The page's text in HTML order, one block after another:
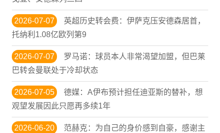
2026-07-07
英超历史转会费：伊萨克压安德森居首，
托纳利1.08亿欧列第9
2026-07-07
罗马诺：球员本人非常渴望加盟，但巴莱
巴转会曼联处于冷却状态
2026-07-05
德媒：A伊布预计担任迪亚斯的替补，想
观望发展因此只愿再多续1年
2026-06-20
范赫克：为自己的身价感到自豪，感谢主